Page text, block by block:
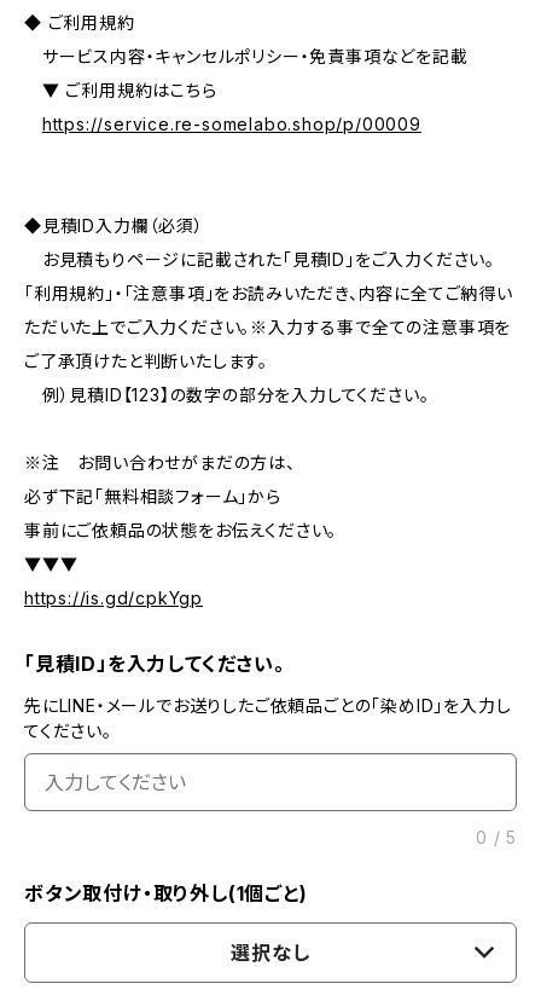
◆ ご利用規約
サービス内容・キャンセルポリシー・免責事項などを記載
▼ ご利用規約はこちら
https://service.re-somelabo.shop/p/00009
◆見積ID入力欄（必須）
お見積もりページに記載された「見積ID」をご入力ください。
「利用規約」・「注意事項」をお読みいただき、内容に全てご納得い
ただいた上でご入力ください。※入力する事で全ての注意事項を
ご了承頂けたと判断いたします。
例）見積ID【123】の数字の部分を入力してください。
※注 お問い合わせがまだの方は、
必ず下記「無料相談フォーム」から
事前にご依頼品の状態をお伝えください。
▼▼▼
https://is.gd/cpkYgp
「見積ID」を入力してください。
先にLINE・メールでお送りしたご依頼品ごとの「染めID」を入力し
てください。
0 /5
ボタン取付け・取り外し(1個ごと)
選択なし